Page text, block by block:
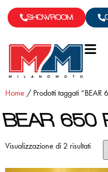
SHOWROOM
Home / Prodotti taggati “BEAR
BEAR 650
Visualizzazione di 2 risultati